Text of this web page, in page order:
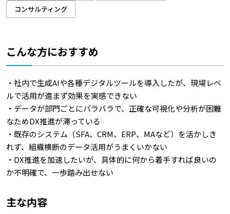
コンサルティング
こんな方におすすめ
・社内で生成AIや各種デジタルツールを導入したが、現場レベ
ルで活用が進まず効果を実感できない
・データが部門ごとにバラバラで、正確な可視化や分析が困難
なためDX推進が滞っている
・既存のシステム（SFA、CRM、ERP、MAなど）を活かしき
れず、組織横断のデータ活用がうまくいかない
・DX推進を加速したいが、具体的に何から着手すれば良いの
か不明確で、一歩踏み出せない
主な内容